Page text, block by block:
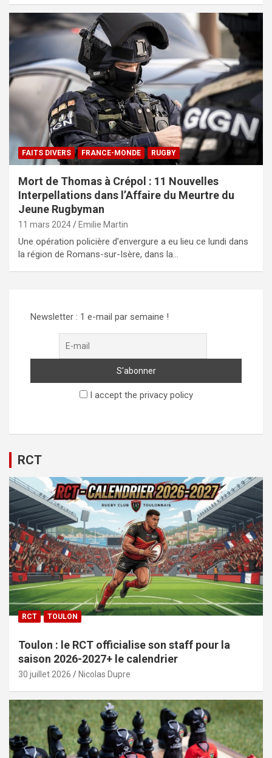
FAITS DIVERS FRANCE-MONDE RUGBY
Mort de Thomas à Crépol : 11 Nouvelles
Interpellations dans l’Affaire du Meurtre du
Jeune Rugbyman
11 mars 2024 Emilie Martin
Une opération policière d’envergure a eu lieu ce lundi dans
la région de Romans-sur-Isère, dans la…
Newsletter : 1 e-mail par semaine !
I accept the privacy policy
RCT
RCT TOULON
Toulon : le RCT officialise son staff pour la
saison 2026-2027+ le calendrier
30 juillet 2026 Nicolas Dupre